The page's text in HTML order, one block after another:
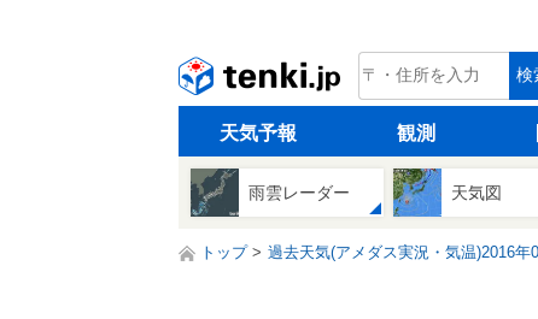
tenki.jp 検
天気予報 観測
雨雲レーダー 天気図
トップ 過去天気(アメダス実況・気温)2016年